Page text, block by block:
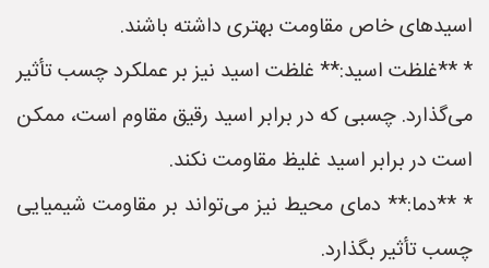
اسیدهای خاص مقاومت بهتری داشته باشند.
* **غلظت اسید:** غلظت اسید نیز بر عملکرد چسب تأثیر
می‌گذارد. چسبی که در برابر اسید رقیق مقاوم است، ممکن
است در برابر اسید غلیظ مقاومت نکند.
* **دما:** دمای محیط نیز می‌تواند بر مقاومت شیمیایی
چسب تأثیر بگذارد.